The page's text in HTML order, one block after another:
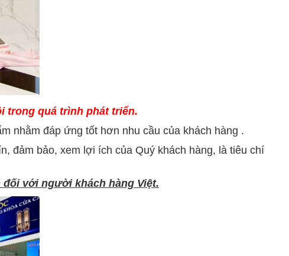
trong quá trình phát triển.
nhằm đáp ứng tốt hơn nhu cầu của khách hàng .
đảm bảo, xem lợi ích của Quý khách hàng, là tiêu chí
với người khách hàng Việt.